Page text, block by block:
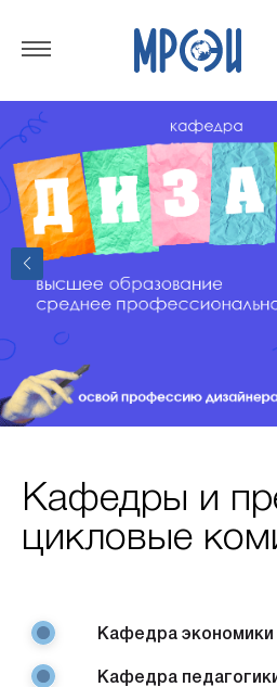
Образование
Воспользуйтесь
на выгодных
Инвестируйте в своё
минимальными
Узнать
Кафедры и
цикловые
Кафедра экономики
Кафедра